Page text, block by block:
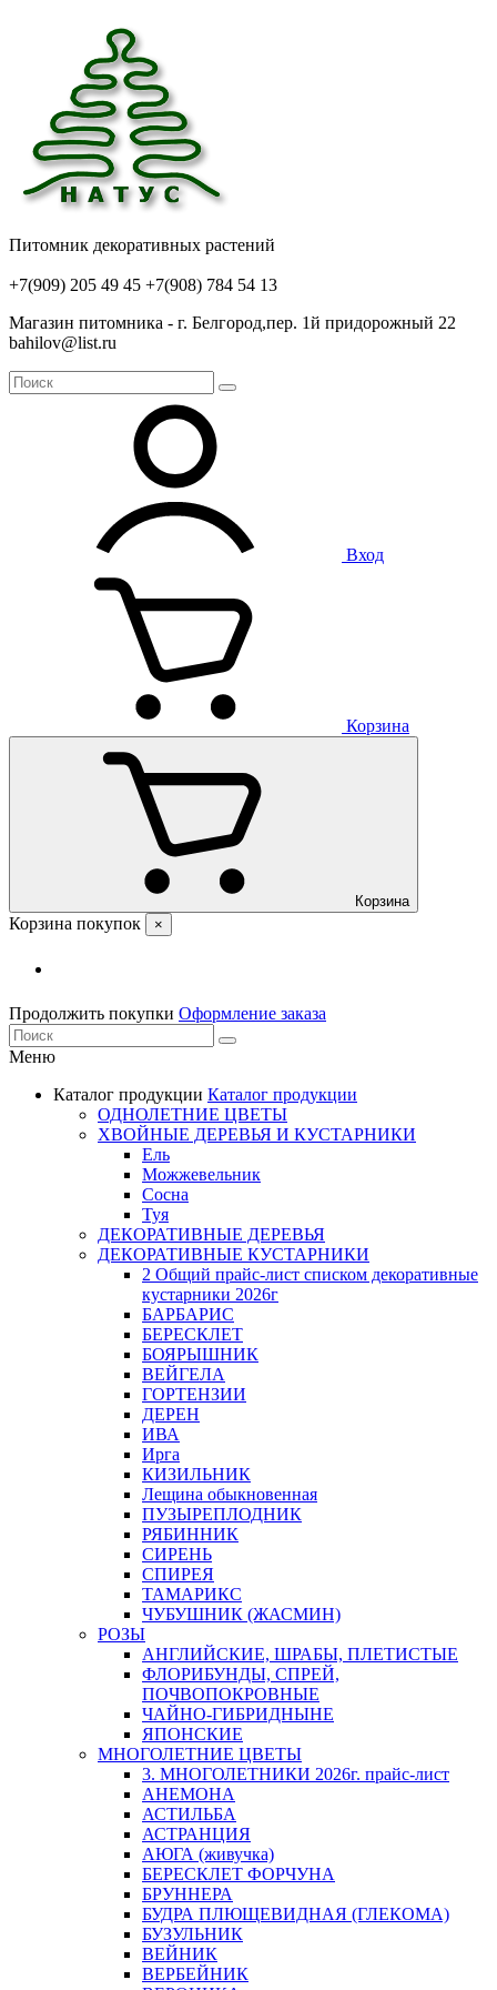
Питомник декоративных растений
+7(909) 205 49 45 +7(908) 784 54 13
Магазин питомника - г. Белгород,пер. 1й придорожный 22
bahilov@list.ru
Вход
Корзина
Корзина
Корзина покупок ×
Продолжить покупки Оформление заказа
Меню
Каталог продукции Каталог продукции
ОДНОЛЕТНИЕ ЦВЕТЫ
ХВОЙНЫЕ ДЕРЕВЬЯ И КУСТАРНИКИ
Ель
Можжевельник
Сосна
Туя
ДЕКОРАТИВНЫЕ ДЕРЕВЬЯ
ДЕКОРАТИВНЫЕ КУСТАРНИКИ
2 Общий прайс-лист списком декоративные
кустарники 2026г
БАРБАРИС
БЕРЕСКЛЕТ
БОЯРЫШНИК
ВЕЙГЕЛА
ГОРТЕНЗИИ
ДЕРЕН
ИВА
Ирга
КИЗИЛЬНИК
Лещина обыкновенная
ПУЗЫРЕПЛОДНИК
РЯБИННИК
СИРЕНЬ
СПИРЕЯ
ТАМАРИКС
ЧУБУШНИК (ЖАСМИН)
РОЗЫ
АНГЛИЙСКИЕ, ШРАБЫ, ПЛЕТИСТЫЕ
ФЛОРИБУНДЫ, СПРЕЙ,
ПОЧВОПОКРОВНЫЕ
ЧАЙНО-ГИБРИДНЫНЕ
ЯПОНСКИЕ
МНОГОЛЕТНИЕ ЦВЕТЫ
3. МНОГОЛЕТНИКИ 2026г. прайс-лист
АНЕМОНА
АСТИЛЬБА
АСТРАНЦИЯ
АЮГА (живучка)
БЕРЕСКЛЕТ ФОРЧУНА
БРУННЕРА
БУДРА ПЛЮЩЕВИДНАЯ (ГЛЕКОМА)
БУЗУЛЬНИК
ВЕЙНИК
ВЕРБЕЙНИК